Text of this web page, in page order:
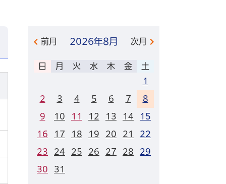
前月 2026年8月 次月
日 月 火 水 木 金
土
1
2 3 4 5 6 7 8
9 10 11 12 13 14 15
16 17 18 19 20 21 22
23 24 25 26 27 28 29
30 31